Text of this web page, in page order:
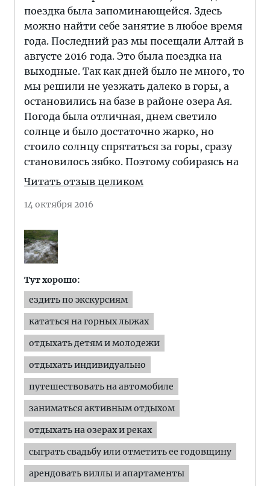
поездка была запоминающейся. Здесь
можно найти себе занятие в любое время
года. Последний раз мы посещали Алтай в
августе 2016 года. Это была поездка на
выходные. Так как дней было не много, то
мы решили не уезжать далеко в горы, а
остановились на базе в районе озера Ая.
Погода была отличная, днем светило
солнце и было достаточно жарко, но
стоило солнцу спрятаться за горы, сразу
становилось зябко. Поэтому собираясь на
Читать отзыв целиком
14 октября 2016
Тут хорошо:
ездить по экскурсиям
кататься на горных лыжах
отдыхать детям и молодежи
отдыхать индивидуально
путешествовать на автомобиле
заниматься активным отдыхом
отдыхать на озерах и реках
сыграть свадьбу или отметить ее годовщину
арендовать виллы и апартаменты